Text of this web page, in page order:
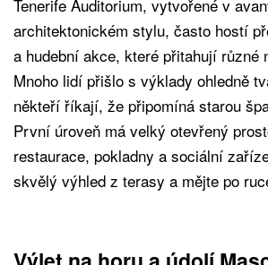
Tenerife Auditorium, vytvořené v
architektonickém stylu, často hostí
a hudební akce, které přitahují různé
Mnoho lidí přišlo s výklady ohledně
někteří říkají, že připomíná starou
První úroveň má velký otevřený
restaurace, pokladny a sociální
skvělý výhled z terasy a mějte po